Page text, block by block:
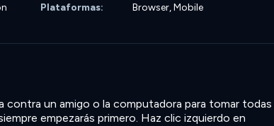
Plataformas: Browser, Mobile
contra un amigo o la computadora para tomar todas
empezarás primero. Haz clic izquierdo en